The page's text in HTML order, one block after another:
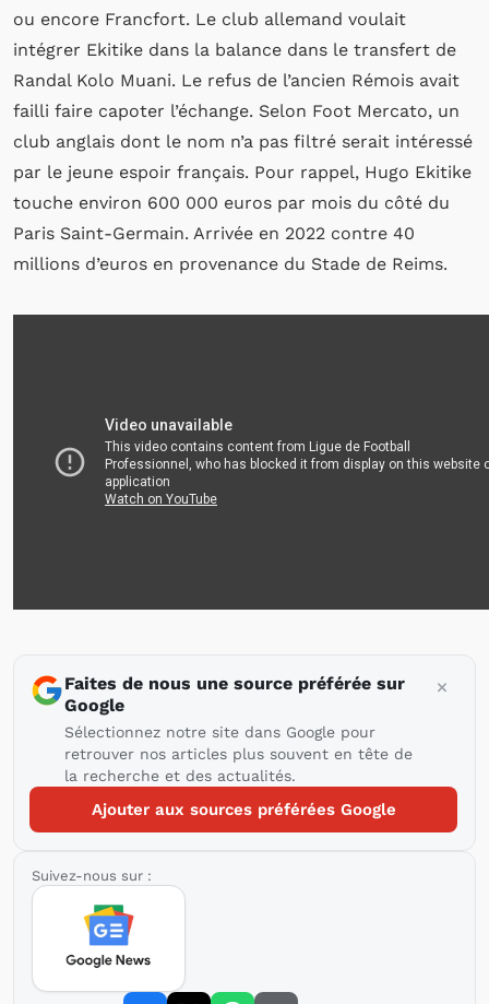
ou encore Francfort. Le club allemand voulait
intégrer Ekitike dans la balance dans le transfert de
Randal Kolo Muani. Le refus de l’ancien Rémois avait
failli faire capoter l’échange. Selon Foot Mercato, un
club anglais dont le nom n’a pas filtré serait intéressé
par le jeune espoir français. Pour rappel, Hugo Ekitike
touche environ 600 000 euros par mois du côté du
Paris Saint-Germain. Arrivée en 2022 contre 40
millions d’euros en provenance du Stade de Reims.
Faites de nous une source préférée sur
Google
Sélectionnez notre site dans Google pour
retrouver nos articles plus souvent en tête de
la recherche et des actualités.
Ajouter aux sources préférées Google
Suivez-nous sur :